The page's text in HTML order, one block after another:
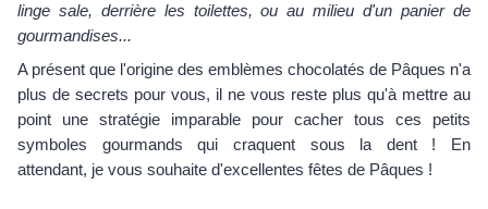
linge sale, derrière les toilettes, ou au milieu d'un panier de
gourmandises...
A présent que l'origine des emblèmes chocolatés de Pâques n'a
plus de secrets pour vous, il ne vous reste plus qu'à mettre au
point une stratégie imparable pour cacher tous ces petits
symboles gourmands qui craquent sous la dent ! En
attendant, je vous souhaite d'excellentes fêtes de Pâques !